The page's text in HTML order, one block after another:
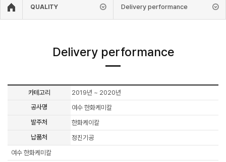
QUALITY Delivery performance
Delivery performance
카테고리
2019년 ~ 2020년
공사명
여수 한화케미칼
발주처
한화케이칼
납품처
정진기공
여수 한화케미칼